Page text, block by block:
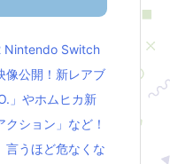
Nintendo Switch
像公開！新レアブ
」やホムヒカ新
ション」など！
言うほど危なくな